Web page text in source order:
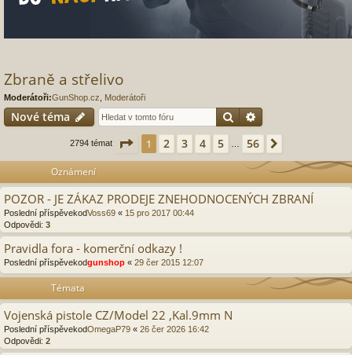
Zbraně a střelivo
Moderátoři:GunShop.cz Moderátoři
Nové téma Hledat
2794 témat Stránka 1z 56
1 2 3 4 5 56
Oznámení
POZOR - JE ZÁKAZ PRODEJE ZNEHODNOCENÝCH ZBRANÍ
Poslední příspěvekodVoss69 « 15 pro 2017 00:44
Odpovědi: 3
Pravidla fora - komerční odkazy !
Poslední příspěvekodgunshop « 29 čer 2015 12:07
Témata
Vojenská pistole CZ/Model 22 ,Kal.9mm N
Poslední příspěvekodOmegaP79 « 26 čer 2026 16:42
Odpovědi: 2